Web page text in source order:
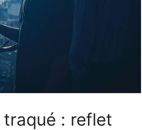
: reflet